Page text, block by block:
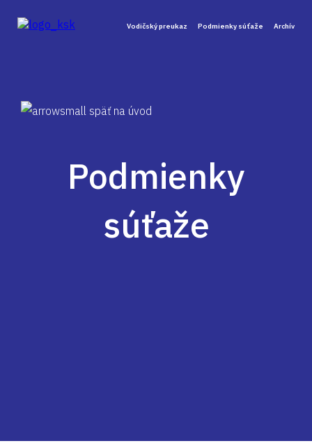
Vodičský preukaz Podmienky súťaže Archív
späť na úvod
Podmienky
súťaže